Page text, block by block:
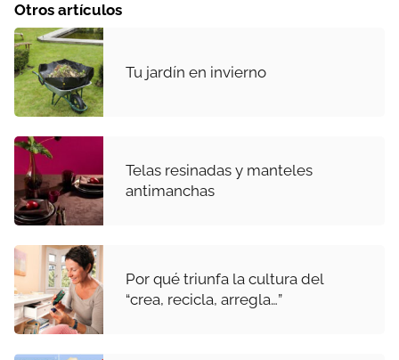
Otros artículos
Tu jardín en invierno
Telas resinadas y manteles
antimanchas
Por qué triunfa la cultura del
“crea, recicla, arregla…”